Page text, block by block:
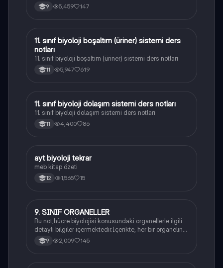
9 5,459 147
Biyoloji
11. sınıf biyoloji boşaltım (üriner) sistemi ders
notları
11. sınıf biyoloji boşaltım (üriner) sistemi ders notları
11 5,947 619
Biyoloji
11. sınıf biyoloji dolaşım sistemi ders notları
11. sınıf biyoloji dolaşım sistemi ders notları
11 4,400 86
Biyoloji
ayt biyoloji tekrar
meb kitap özeti
12 1,565 15
Biyoloji
9. SINIF ORGANELLER
Bu not,hücre biyolojisi konusundaki organellerle ilgili
detaylı bilgiler içermektedir.İçerikte, her bir organelin
yapısı,fonksiyonları ve hücre içindeki rolü
açıklanmaktadır.
9 2,009 145